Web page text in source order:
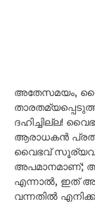
അതേസമയം,
ദഹിച്ചില്ല!
ആരാധകൻ
വൈഭവ്
അപമാനമാണ്;
എന്നാൽ, ഇത്
വന്നതിൽ